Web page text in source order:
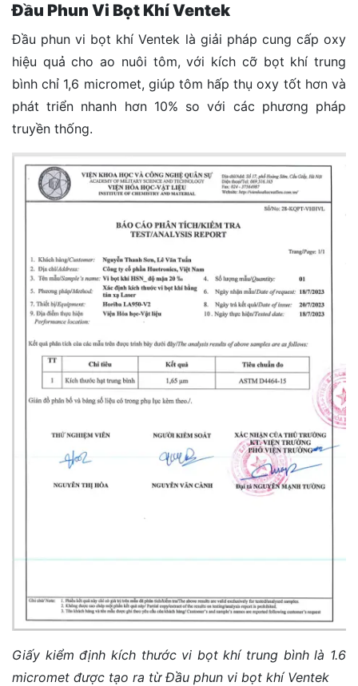
Đầu Phun Vi Bọt Khí Ventek
Đầu phun vi bọt khí Ventek là giải pháp cung cấp oxy
hiệu quả cho ao nuôi tôm, với kích cỡ bọt khí trung
bình chỉ 1,6 micromet, giúp tôm hấp thụ oxy tốt hơn và
phát triển nhanh hơn 10% so với các phương pháp
truyền thống.
Giấy kiểm định kích thước vi bọt khí trung bình là 1.6
micromet được tạo ra từ Đầu phun vi bọt khí Ventek